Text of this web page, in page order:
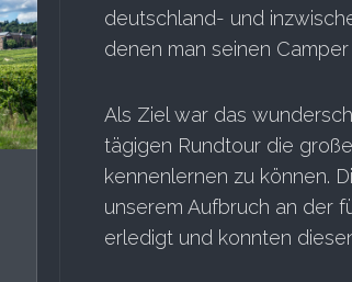
deutschland- und
denen man seinen
Als Ziel war das
tägigen Rundtour die
kennenlernen zu können.
unserem Aufbruch an der
erledigt und konnten